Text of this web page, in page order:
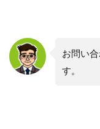
お問い
す。